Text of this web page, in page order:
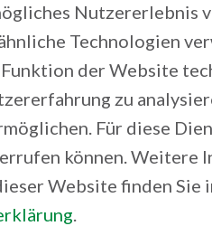
Nutzererlebnis
Technologien
der Website
zu
Für diese
können. Weitere
Website finden Sie
.